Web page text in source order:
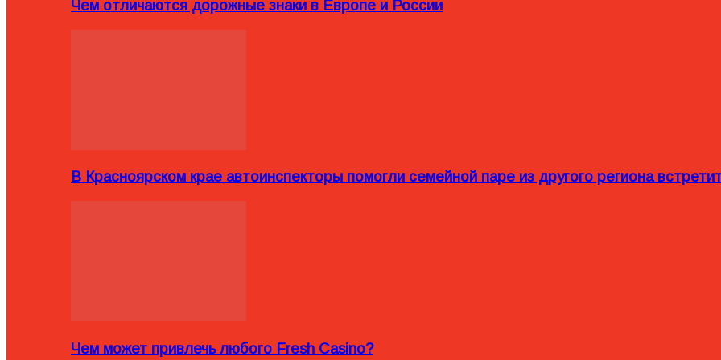
Чем отличаются дорожные знаки в Европе и России
В Красноярском крае автоинспекторы помогли семейной паре из другого региона
Чем может привлечь любого Fresh Casino?